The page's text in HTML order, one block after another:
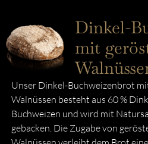
Dinkel-
mit
Unser Dinkel-Buchweizenbrot
Walnüssen besteht aus 60 %
Buchweizen und wird mit
gebacken. Die Zugabe von